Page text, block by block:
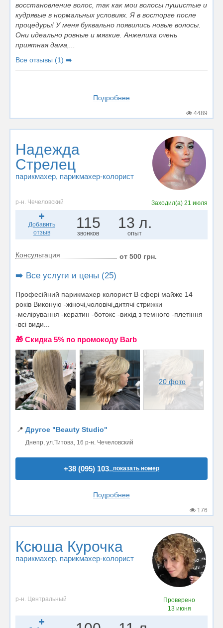
восстановление волос, так как мои волосы пушистые и
кудрявые в нормальных условиях. Я в восторге после
процедуры! У меня буквально появились новые волосы.
Они идеально ровные и мягкие. Анжелика очень
приятная дама,...
Все отзывы (1) ➡️
Подробнее
4489
Надежда
Стрелец
парикмахер, парикмахер-колорист
р-н. Чечеловский Заходил(а) 21 июля
Добавить
отзыв
115
звонков
13 л.
опыт
Консультация от 500 грн.
➡️ Все услуги и цены (25)
Професійний парикмахер колорист В сфері майже 14
років Виконую -жіночі,чоловічі,дитячі стрижки
-мелірування -кератин -ботокс -вихід з темного -плетіння
-всі види...
🎁 Cкидка 5% по промокоду Barb
20 фото
📍 Другое "Beauty Studio"
Днепр, ул.Титова, 16 р-н. Чечеловский
+38 (095) 103..показать номер
Подробнее
176
Ксюша Курочка
парикмахер, парикмахер-колорист
р-н. Центральный
Проверено
13 июня